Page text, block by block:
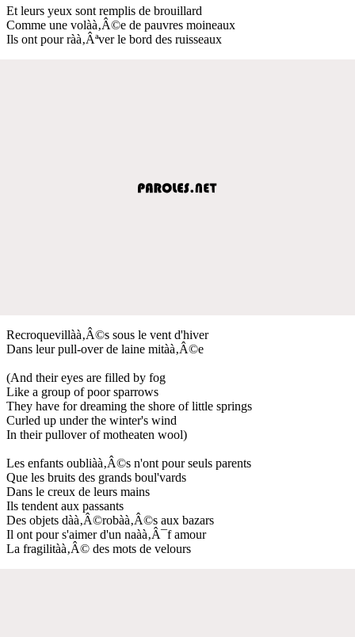
Et leurs yeux sont remplis de brouillard
Comme une volàà‚Â©e de pauvres moineaux
Ils ont pour ràà‚Âªver le bord des ruisseaux
Recroquevillàà‚Â©s sous le vent d'hiver
Dans leur pull-over de laine mitàà‚Â©e
(And their eyes are filled by fog
Like a group of poor sparrows
They have for dreaming the shore of little springs
Curled up under the winter's wind
In their pullover of motheaten wool)
Les enfants oubliàà‚Â©s n'ont pour seuls parents
Que les bruits des grands boul'vards
Dans le creux de leurs mains
Ils tendent aux passants
Des objets dàà‚Â©robàà‚Â©s aux bazars
Il ont pour s'aimer d'un naàà‚Â¯f amour
La fragilitàà‚Â© des mots de velours